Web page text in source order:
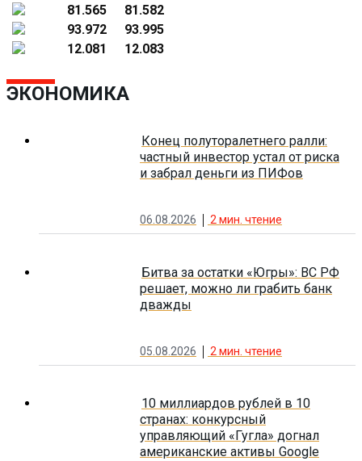
81.565
81.582
93.972
93.995
12.081
12.083
ЭКОНОМИКА
Конец полуторалетнего ралли:
частный инвестор устал от риска
и забрал деньги из ПИФов
06.08.2026 2мин. чтение
Битва за остатки «Югры»: ВС РФ
решает, можно ли грабить банк
дважды
05.08.2026 2 мин. чтение
10 миллиардов рублей в 10
странах: конкурсный
управляющий «Гугла» догнал
американские активы Google